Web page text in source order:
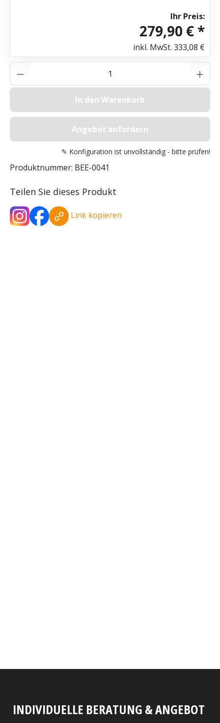
Ihr Preis:
279,90 € *
inkl. MwSt. 333,08 €
Produkt Anzahl: Gib den gewünschten
In den Warenkorb
Angebot anfordern
✎ Konfiguration ist unvollständig - bitte prüfen!
Produktnummer: BEE-0041
Teilen Sie dieses Produkt
Link kopieren
INDIVIDUELLE BERATUNG & ANGEBOT